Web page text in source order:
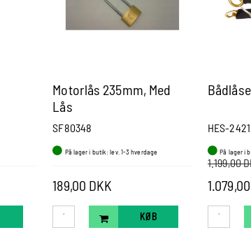
Motorlås 235mm, Med
Lås
SF80348
På lager i butik: lev. 1-3 hverdage
189,00 DKK
KØB
HES-2421
På lager i
1.199,00